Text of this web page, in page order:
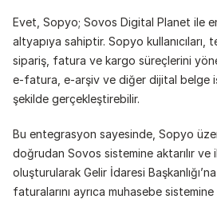
Evet, Sopyo; Sovos Digital Planet ile
altyapıya sahiptir. Sopyo kullanıcıları,
sipariş, fatura ve kargo süreçlerini
e-fatura, e-arşiv ve diğer dijital belge
şekilde gerçekleştirebilir.
Bu entegrasyon sayesinde, Sopyo
doğrudan Sovos sistemine aktarılır ve
oluşturularak Gelir İdaresi Başkanlığı’na
faturalarını ayrıca muhasebe